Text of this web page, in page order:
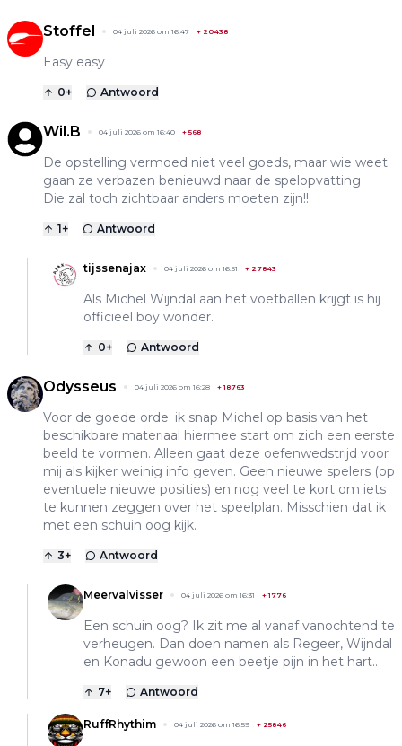
Stoffel 04 juli 2026 om 16:47 + 20438
Easy easy
0+ Antwoord
Wil.B 04 juli 2026 om 16:40 +568
De opstelling vermoed niet veel goeds, maar wie weet
gaan ze verbazen benieuwd naar de spelopvatting
Die zal toch zichtbaar anders moeten zijn!!
1+ Antwoord
tijssenajax 04 juli 2026 om 16:51 + 27843
Als Michel Wijndal aan het voetballen krijgt is hij
officieel boy wonder.
0+ Antwoord
Odysseus 04 juli 2026 om 16:28 +18763
Voor de goede orde: ik snap Michel op basis van het
beschikbare materiaal hiermee start om zich een eerste
beeld te vormen. Alleen gaat deze oefenwedstrijd voor
mij als kijker weinig info geven. Geen nieuwe spelers (op
eventuele nieuwe posities) en nog veel te kort om iets
te kunnen zeggen over het speelplan. Misschien dat ik
met een schuin oog kijk.
3+ Antwoord
Meervalvisser 04 juli 2026 om 16:31 +1776
Een schuin oog? Ik zit me al vanaf vanochtend te
verheugen. Dan doen namen als Regeer, Wijndal
en Konadu gewoon een beetje pijn in het hart..
7+ Antwoord
RuffRhythim 04 juli 2026 om 16:59 + 25846